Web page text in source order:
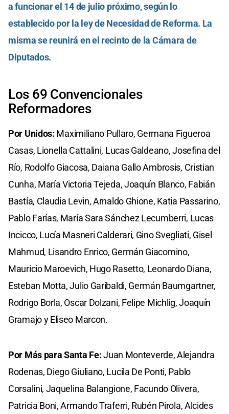
a funcionar el 14 de julio próximo, según lo
establecido por la ley de Necesidad de Reforma. La
misma se reunirá en el recinto de la Cámara de
Diputados.
Los 69 Convencionales
Reformadores
Por Unidos: Maximiliano Pullaro, Germana Figueroa
Casas, Lionella Cattalini, Lucas Galdeano, Josefina del
Río, Rodolfo Giacosa, Daiana Gallo Ambrosis, Cristian
Cunha, María Victoria Tejeda, Joaquín Blanco, Fabián
Bastía, Claudia Levin, Arnaldo Ghione, Katia Passarino,
Pablo Farías, María Sara Sánchez Lecumberri, Lucas
Incicco, Lucía Masneri Calderari, Gino Svegliati, Gisel
Mahmud, Lisandro Enrico, Germán Giacomino,
Mauricio Maroevich, Hugo Rasetto, Leonardo Diana,
Esteban Motta, Julio Garibaldi, Germán Baumgartner,
Rodrigo Borla, Oscar Dolzani, Felipe Michlig, Joaquín
Gramajo y Eliseo Marcon.
Por Más para Santa Fe:Juan Monteverde, Alejandra
Rodenas, Diego Giuliano, Lucila De Ponti, Pablo
Corsalini, Jaquelina Balangione, Facundo Olivera,
Patricia Boni, Armando Traferri, Rubén Pirola, Alcides